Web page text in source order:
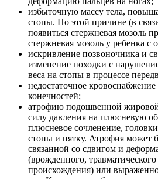
избыточную массу тела,
стопы. По этой причине (в
появиться стержневая мозоль
стержневая мозоль у ребенка с
искривление позвоночника и
изменение походки с
веса на стопы в процессе
недостаточное
конечностей;
атрофию подошвенной
силу давления на плюсневую
плюсневое сочленение,
стопы и пятку. Атрофия может
связанной со сдвигом и
(врожденного,
происхождения) или